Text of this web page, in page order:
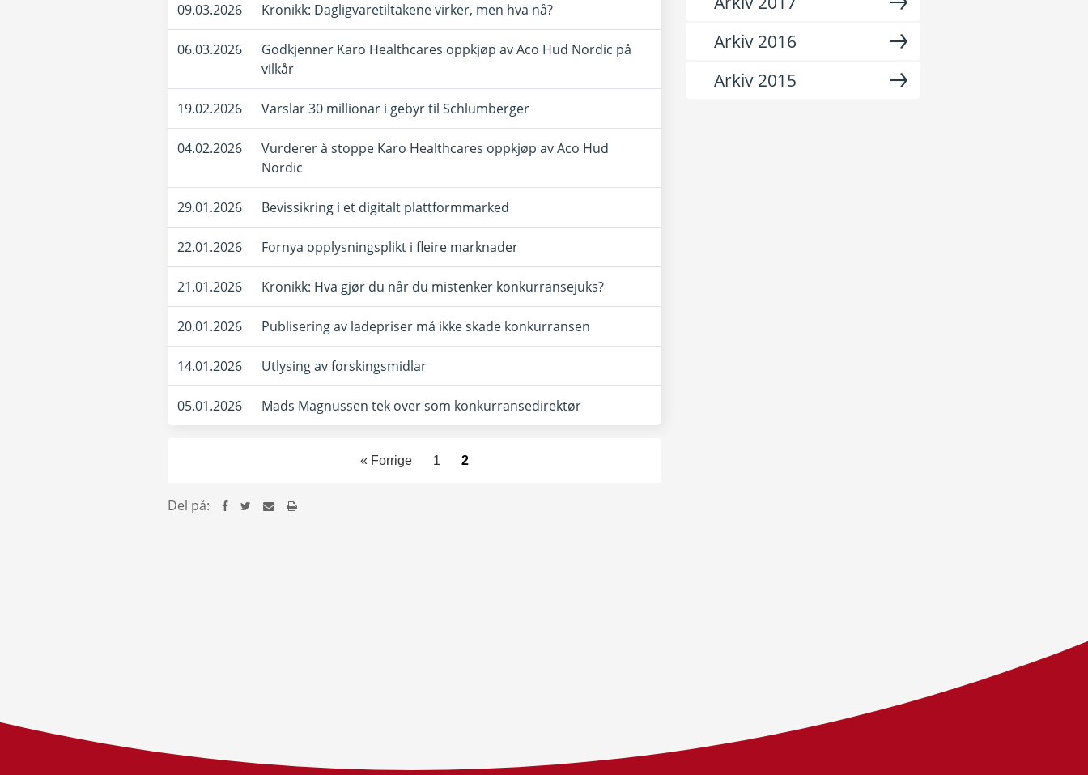
09.03.2026 Kronikk: Dagligvaretiltakene virker, men hva nå?
06.03.2026
Godkjenner Karo Healthcares oppkjøp av Aco Hud Nordic på
vilkår
19.02.2026 Varslar 30 millionar i gebyr til Schlumberger
04.02.2026
Vurderer å stoppe Karo Healthcares oppkjøp av Aco Hud
Nordic
29.01.2026 Bevissikring i et digitalt plattformmarked
22.01.2026 Fornya opplysningsplikt i fleire marknader
21.01.2026 Kronikk: Hva gjør du når du mistenker konkurransejuks?
20.01.2026 Publisering av ladepriser må ikke skade konkurransen
14.01.2026 Utlysing av forskingsmidlar
05.01.2026 Mads Magnussen tek over som konkurransedirektør
« Forrige 1 2
Arkiv 2016
Arkiv 2015
Del på: